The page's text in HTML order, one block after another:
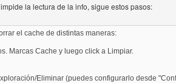
la lectura de la info, sigue estos pasos:
el cache de distintas maneras:
Marcas Cache y luego click a Limpiar.
Eliminar (puedes configurarlo desde